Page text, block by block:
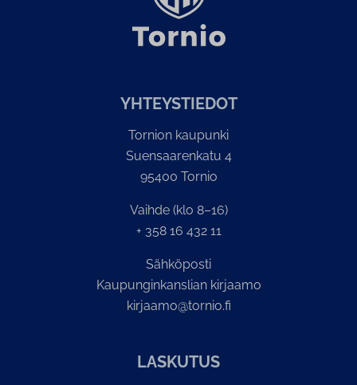
YH­TEYS­TIE­DOT
Tornion kaupunki
Suensaarenkatu 4
95400 Tornio
Vaihde (klo 8–16)
+ 358 16 432 11
Sähköposti
Kaupunginkanslian kirjaamo
kirjaamo@tornio.fi
LASKUTUS